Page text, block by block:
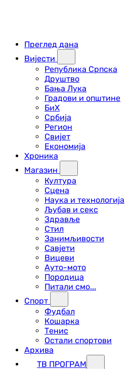
Преглед дана
Вијести
Република Српска
Друштво
Бања Лука
Градови и општине
БиХ
Србија
Регион
Свијет
Економија
Хроника
Магазин
Култура
Сцена
Наука и технологија
Љубав и секс
Здравље
Стил
Занимљивости
Савјети
Вицеви
Ауто-мото
Породица
Питали смо...
Спорт
Фудбал
Кошарка
Тенис
Остали спортови
Архива
ТВ ПРОГРАМ